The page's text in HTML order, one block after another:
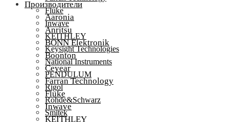
Fluke
Inwave
KEITHLEY
Keysight Technologies
National Instruments
PENDULUM
Rigol
Rohde&Schwarz
Smitek
Производители
Aaronia
Anritsu
BONN Elektronik
Boonton
Ceyear
Farran Technology
Fluke
Inwave
KEITHLEY